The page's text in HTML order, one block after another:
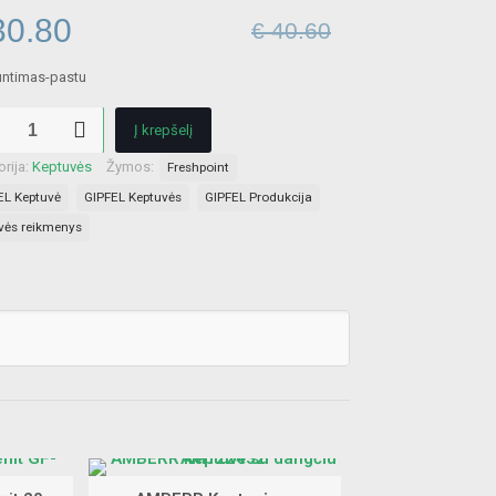
€40.60
price
€ 30.80.
Į krepšelį
Keptuvės Žymos:
Freshpoint
Keptuvė
GIPFEL Keptuvės
GIPFEL Produkcija
reikmenys